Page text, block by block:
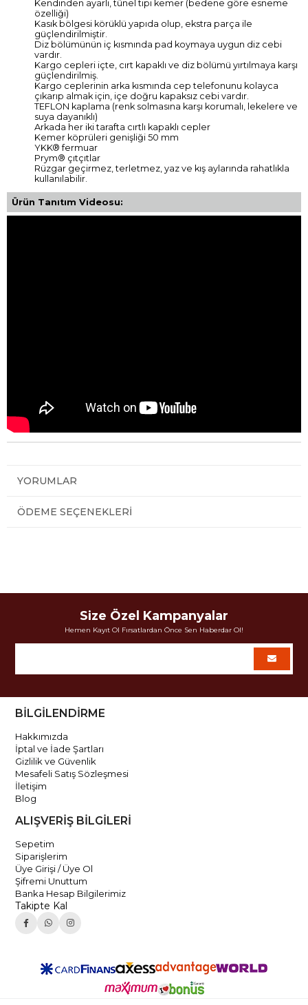
Kendinden ayarlı, tünel tipi kemer (bedene göre esneme
özelliği)
Kasık bölgesi körüklü yapıda olup, ekstra parça ile
güçlendirilmiştir.
Diz bölümünün iç kısmında pad koymaya uygun diz cebi
vardır.
Kargo cepleri içte, cırt kapaklı ve diz bölümü yırtılmaya karşı
güçlendirilmiş.
Kargo ceplerinin arka kısmında cep telefonunu kolayca
çıkarıp almak için, içe doğru kapaksız cebi vardır.
TEFLON kaplama (renk solmasına karşı korumalı, lekelere ve
suya dayanıklı)
Arkada her iki tarafta cırtlı kapaklı cepler
Kemer köprüleri genişliği 50 mm
YKK® fermuar
Prym® çıtçıtlar
Rüzgar geçirmez, terletmez, yaz ve kış aylarında rahatlıkla
kullanılabilir.
Ürün Tanıtım Videosu:
YORUMLAR
ÖDEME SEÇENEKLERI
Size Özel Kampanyalar
Hemen Kayıt Ol Fırsatlardan Önce Sen Haberdar Ol!
BİLGİLENDİRME
Hakkımızda
İptal ve İade Şartları
Gizlilik ve Güvenlik
Mesafeli Satış Sözleşmesi
İletişim
Blog
ALIŞVERİŞ BİLGİLERİ
Sepetim
Siparişlerim
Üye Girişi / Üye Ol
Şifremi Unuttum
Banka Hesap Bilgilerimiz
Takipte Kal